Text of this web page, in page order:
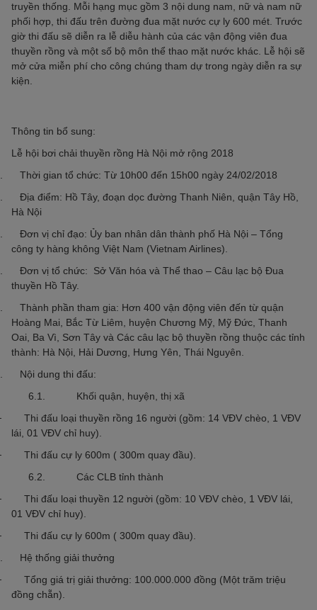
truyền thống. Mỗi hạng mục gồm 3 nội dung nam, nữ và nam nữ
phối hợp, thi đấu trên đường đua mặt nước cự ly 600 mét. Trước
giờ thi đấu sẽ diễn ra lễ diễu hành của các vận động viên đua
thuyền rồng và một số bộ môn thể thao mặt nước khác. Lễ hội sẽ
mở cửa miễn phí cho công chúng tham dự trong ngày diễn ra sự
kiện.
Thông tin bổ sung:
Lễ hội bơi chải thuyền rồng Hà Nội mở rộng 2018
Thời gian tổ chức: Từ 10h00 đến 15h00 ngày 24/02/2018
Địa điểm: Hồ Tây, đoạn dọc đường Thanh Niên, quận Tây Hồ,
Hà Nội
Đơn vị chỉ đạo: Ủy ban nhân dân thành phố Hà Nội – Tổng
công ty hàng không Việt Nam (Vietnam Airlines).
Đơn vị tổ chức: Sở Văn hóa và Thể thao – Câu lạc bộ Đua
thuyền Hồ Tây.
Thành phần tham gia: Hơn 400 vận động viên đến từ quận
Hoàng Mai, Bắc Từ Liêm, huyện Chương Mỹ, Mỹ Đức, Thanh
Oai, Ba Vì, Sơn Tây và Các câu lạc bộ thuyền rồng thuộc các tỉnh
thành: Hà Nội, Hải Dương, Hưng Yên, Thái Nguyên.
Nội dung thi đấu:
6.1. Khối quận, huyện, thị xã
Thi đấu loại thuyền rồng 16 người (gồm: 14 VĐV chèo, 1 VĐV
lái, 01 VĐV chỉ huy).
Thi đấu cự ly 600m ( 300m quay đầu).
6.2. Các CLB tỉnh thành
Thi đấu loại thuyền 12 người (gồm: 10 VĐV chèo, 1 VĐV lái,
01 VĐV chỉ huy).
Thi đấu cự ly 600m ( 300m quay đầu).
Hệ thống giải thưởng
Tổng giá trị giải thưởng: 100.000.000 đồng (Một trăm triệu
đồng chẵn).